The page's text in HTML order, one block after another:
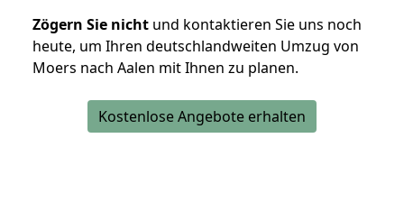
Zögern Sie nicht und kontaktieren Sie uns noch
heute, um Ihren deutschlandweiten Umzug von
Moers nach Aalen mit Ihnen zu planen.
Kostenlose Angebote erhalten